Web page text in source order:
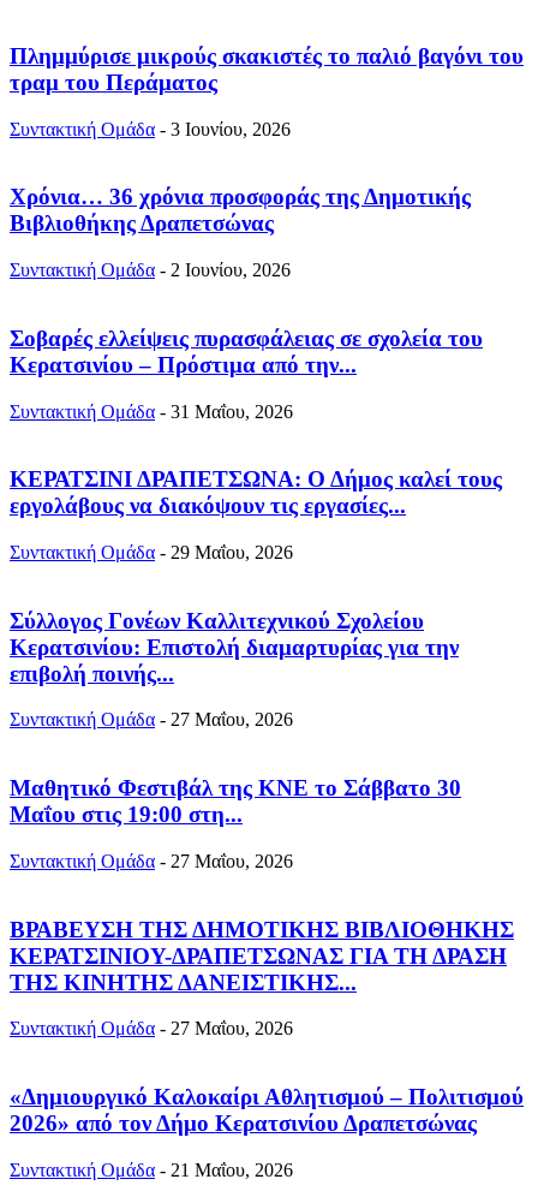
Πλημμύρισε μικρούς σκακιστές το παλιό βαγόνι του
τραμ του Περάματος
Συντακτική Ομάδα - 3 Ιουνίου, 2026
Χρόνια… 36 χρόνια προσφοράς της Δημοτικής
Βιβλιοθήκης Δραπετσώνας
Συντακτική Ομάδα - 2 Ιουνίου, 2026
Σοβαρές ελλείψεις πυρασφάλειας σε σχολεία του
Κερατσινίου – Πρόστιμα από την...
Συντακτική Ομάδα - 31 Μαΐου, 2026
ΚΕΡΑΤΣΙΝΙ ΔΡΑΠΕΤΣΩΝΑ: Ο Δήμος καλεί τους
εργολάβους να διακόψουν τις εργασίες...
Συντακτική Ομάδα - 29 Μαΐου, 2026
Σύλλογος Γονέων Καλλιτεχνικού Σχολείου
Κερατσινίου: Επιστολή διαμαρτυρίας για την
επιβολή ποινής...
Συντακτική Ομάδα - 27 Μαΐου, 2026
Μαθητικό Φεστιβάλ της ΚΝΕ το Σάββατο 30
Μαΐου στις 19:00 στη...
Συντακτική Ομάδα - 27 Μαΐου, 2026
ΒΡΑΒΕΥΣΗ ΤΗΣ ΔΗΜΟΤΙΚΗΣ ΒΙΒΛΙΟΘΗΚΗΣ
ΚΕΡΑΤΣΙΝΙΟΥ-ΔΡΑΠΕΤΣΩΝΑΣ ΓΙΑ ΤΗ ΔΡΑΣΗ
ΤΗΣ ΚΙΝΗΤΗΣ ΔΑΝΕΙΣΤΙΚΗΣ...
Συντακτική Ομάδα - 27 Μαΐου, 2026
«Δημιουργικό Καλοκαίρι Αθλητισμού – Πολιτισμού
2026» από τον Δήμο Κερατσινίου Δραπετσώνας
Συντακτική Ομάδα - 21 Μαΐου, 2026